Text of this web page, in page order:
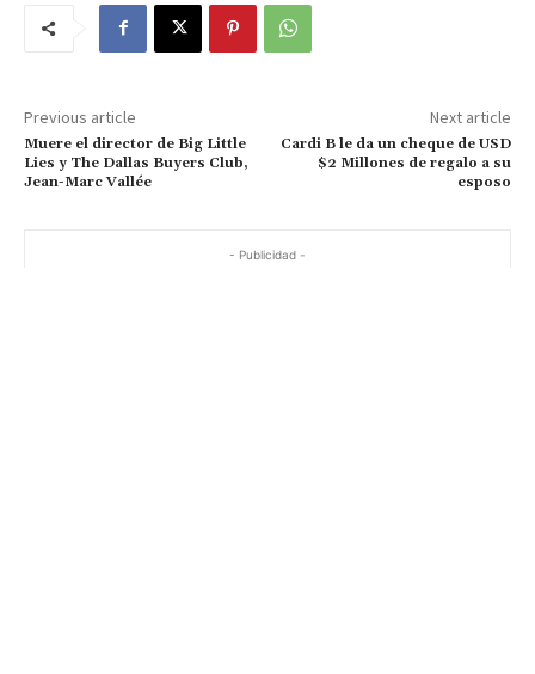
Previous article
Muere el director de Big Little
Lies y The Dallas Buyers Club,
Jean-Marc Vallée
Next article
Cardi B le da un cheque de USD
$2 Millones de regalo a su
esposo
- Publicidad -